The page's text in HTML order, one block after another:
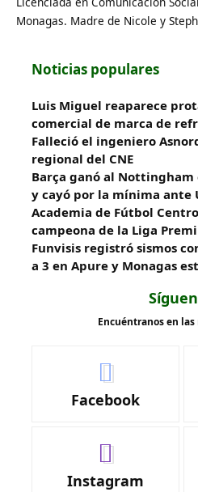
Monagas. Madre de Nicole y
Noticias populares
Luis Miguel reaparece
comercial de marca de
Falleció el ingeniero
regional del CNE
Barça ganó al Nottingham
y cayó por la mínima ante
Academia de Fútbol
campeona de la Liga
Funvisis registró sismos
a 3 en Apure y Monagas
Encuéntranos en las
Facebook
Instagram